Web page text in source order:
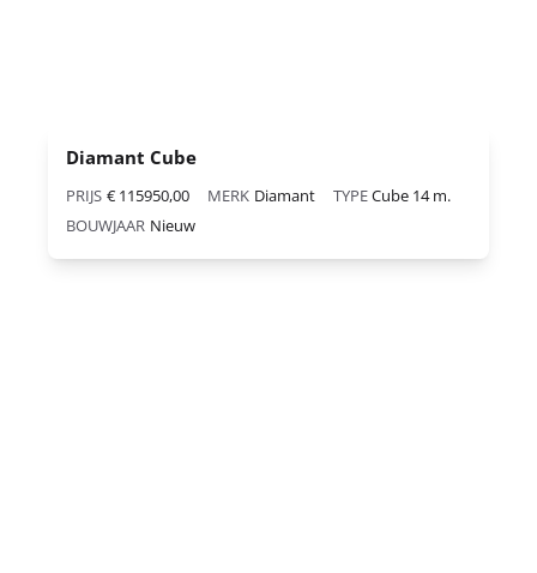
Diamant Cube
PRIJS € 115950,00 MERK Diamant TYPE Cube 14 m.
BOUWJAAR Nieuw